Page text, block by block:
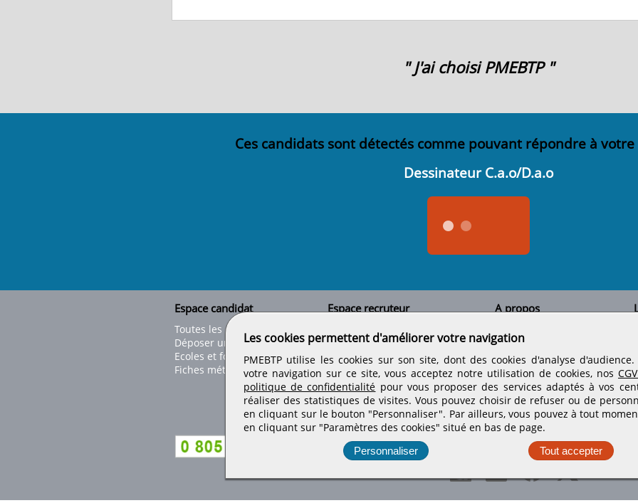
" J'ai choisi PMEBTP "
Ces candidats sont détectés comme pouvant répondre à
Dessinateur C.a.o/D.a.o
Espace candidat
Toutes les offres
Déposer un CV
Ecoles et formations
Fiches métiers
Espace recruteur
Tous les candidats
Déposer une annonce
Déposer une offre de stage
Nos tarifs
A propos
Contactez-nous
Nos partenaires
Informations légales
Conditions générales
Rejoignez nos équipes
Retrouvez-nous sur les réseaux sociaux
Les cookies permettent d'améliorer votre navigation
PMEBTP utilise les cookies sur son site, dont des cookies d'analyse
votre navigation sur ce site, vous acceptez notre utilisation de cookies, nos
politique de confidentialité pour vous proposer des services adaptés à vos
réaliser des statistiques de visites. Vous pouvez choisir de refuser ou de
en cliquant sur le bouton "Personnaliser". Par ailleurs, vous pouvez à tout
en cliquant sur "Paramètres des cookies" situé en bas de page.
Personnaliser Tout accepter